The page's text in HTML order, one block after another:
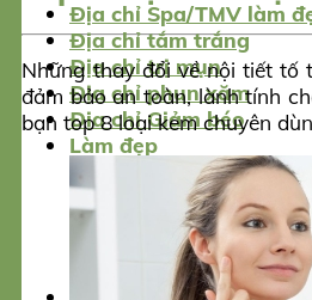
Địa chỉ Spa/TMV làm
Địa chỉ tắm trắng
Địa chỉ trị mụn
Địa chỉ phun xăm
Địa chỉ Giảm béo
Làm đẹp
Giảm cân
Tắm trắng
Trị mụn
Sản phẩm làm đẹp
Những thay đổi về nội tiết tố
đảm bảo an toàn, lành tính
bạn top 8 loại kem chuyên